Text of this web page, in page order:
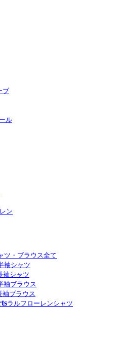
ブ
ル
ン
ツ・ブラウス全て
袖シャツ
袖シャツ
袖ブラウス
袖ブラウス
ラルフローレンシャツ